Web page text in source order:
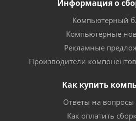
Информация о
Компьютерный
Компьютерные
Рекламные
Производители
Как купить
Ответы на вопросы
Как оплатить